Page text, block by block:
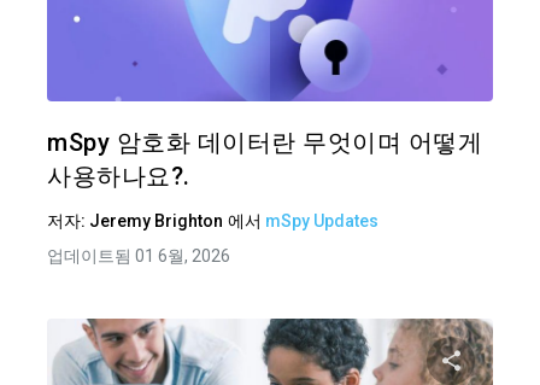
mSpy 암호화 데이터란 무엇이며 어떻게
사용하나요?.
저자: Jeremy Brighton 에서 mSpy Updates
업데이트됨 01 6월, 2026